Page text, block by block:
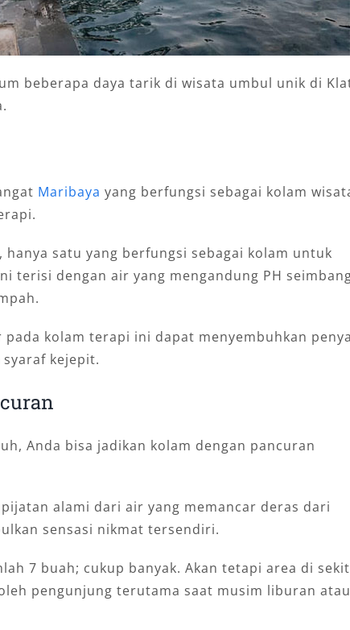
beberapa daya tarik di wisata umbul unik di
Maribaya yang berfungsi sebagai kolam
hanya satu yang berfungsi sebagai kolam untuk
terisi dengan air yang mengandung PH
kolam terapi ini dapat menyembuhkan
kejepit.
Anda bisa jadikan kolam dengan pancuran
alami dari air yang memancar deras dari
sensasi nikmat tersendiri.
7 buah; cukup banyak. Akan tetapi area di
pengunjung terutama saat musim liburan atau